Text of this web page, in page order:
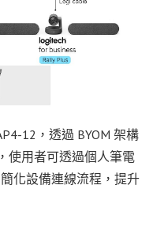
12，透過 BYOM 架構
使用者可透過個人筆電
化設備連線流程，提升